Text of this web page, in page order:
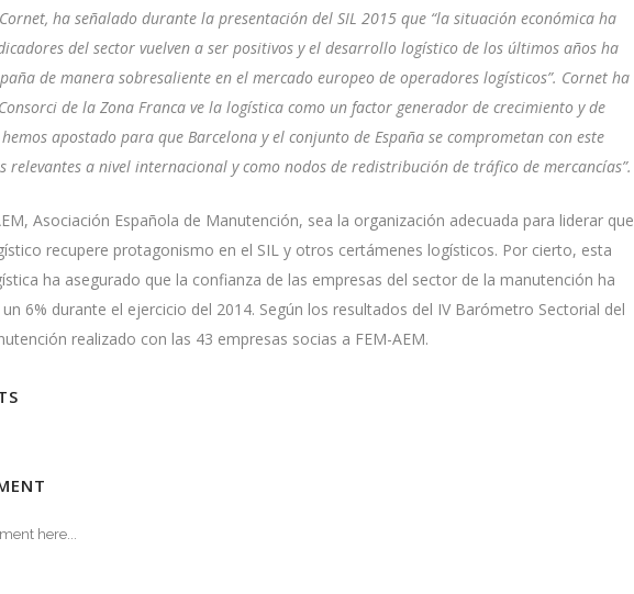
ha señalado durante la presentación del SIL 2015 que “la situación económica ha
del sector vuelven a ser positivos y el desarrollo logístico de los últimos años ha
de manera sobresaliente en el mercado europeo de operadores logísticos”. Cornet ha
de la Zona Franca ve la logística como un factor generador de crecimiento y de
apostado para que Barcelona y el conjunto de España se comprometan con este
relevantes a nivel internacional y como nodos de redistribución de tráfico de mercancías”.
, Asociación Española de Manutención, sea la organización adecuada para liderar que
recupere protagonismo en el SIL y otros certámenes logísticos. Por cierto, esta
ha asegurado que la confianza de las empresas del sector de la manutención ha
6% durante el ejercicio del 2014. Según los resultados del IV Barómetro Sectorial del
realizado con las 43 empresas socias a FEM-AEM.